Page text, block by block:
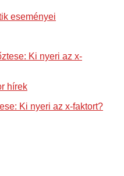
eseményei
hírek
Ki nyeri az x-faktort?